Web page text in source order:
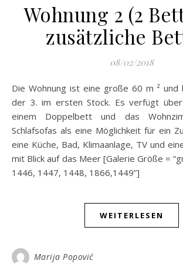
Wohnung 2 (2
zusätzliche
08/02/2018
Die Wohnung ist eine große 60 m ² und befindet sich auf
der 3. im ersten Stock. Es verfügt
einem Doppelbett und das
Schlafsofas als eine Möglichkeit für ein
eine Küche, Bad, Klimaanlage, TV und
mit Blick auf das Meer [Galerie Größe =
1446, 1447, 1448, 1866,1449”]
WEITERLESEN
Marija Popović